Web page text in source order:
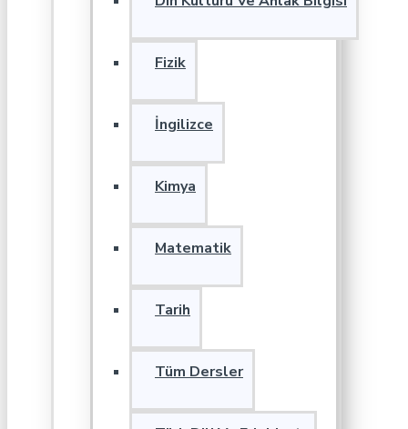
Fizik
İngilizce
Kimya
Matematik
Tarih
Tüm Dersler